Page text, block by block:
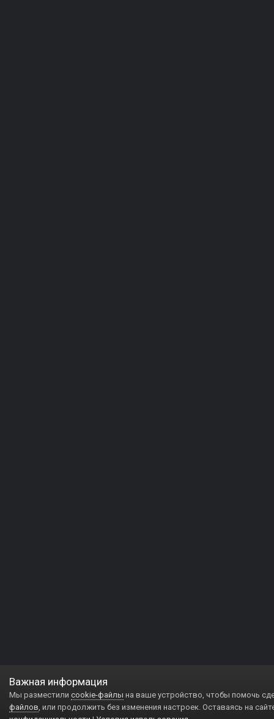
Важная информация
Мы разместили cookie-файлы на ваше устройство, чтобы помочь
файлов, или продолжить без изменения настроек. Оставаясь на